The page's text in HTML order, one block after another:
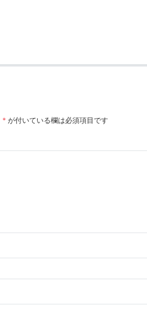
* が付いている欄は必須項目です